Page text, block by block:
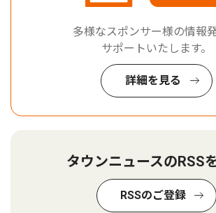
多様なスポンサー様の情報
サポートいたします。
詳細を見る
タウンニュースのRSS
RSSのご登録